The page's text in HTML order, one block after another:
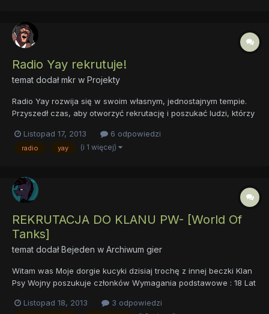
Radio Yay rekrutuje!
temat dodałmkr w Projekty
Radio Yay rozwija się w swoim własnym, jednostajnym tempie.
Przyszedł czas, aby otworzyć rekrutację i poszukać ludzi, którzy
polskie, kucykowe radio internetowe. Mamy do zaoferowania aż
4 stanowiska – dwa miejsca dla prezenterów oraz dwa dla
Listopad 17, 2013 6 odpowiedzi
radio yay (i 1 więcej)
REKRUTACJA DO KLANU PW- [World Of
Tanks]
temat dodałBejeden w Archiwum gier
Witam was Moje dorgie kucyki dzisiaj trochę z innej beczki Klan
Psy Wojny poszukuje członków Wymagania podstawowe : 18 Lat
na wspólne granie Chęć rozwijania się Po więcej informacji
Listopad 18, 2013 3 odpowiedzi